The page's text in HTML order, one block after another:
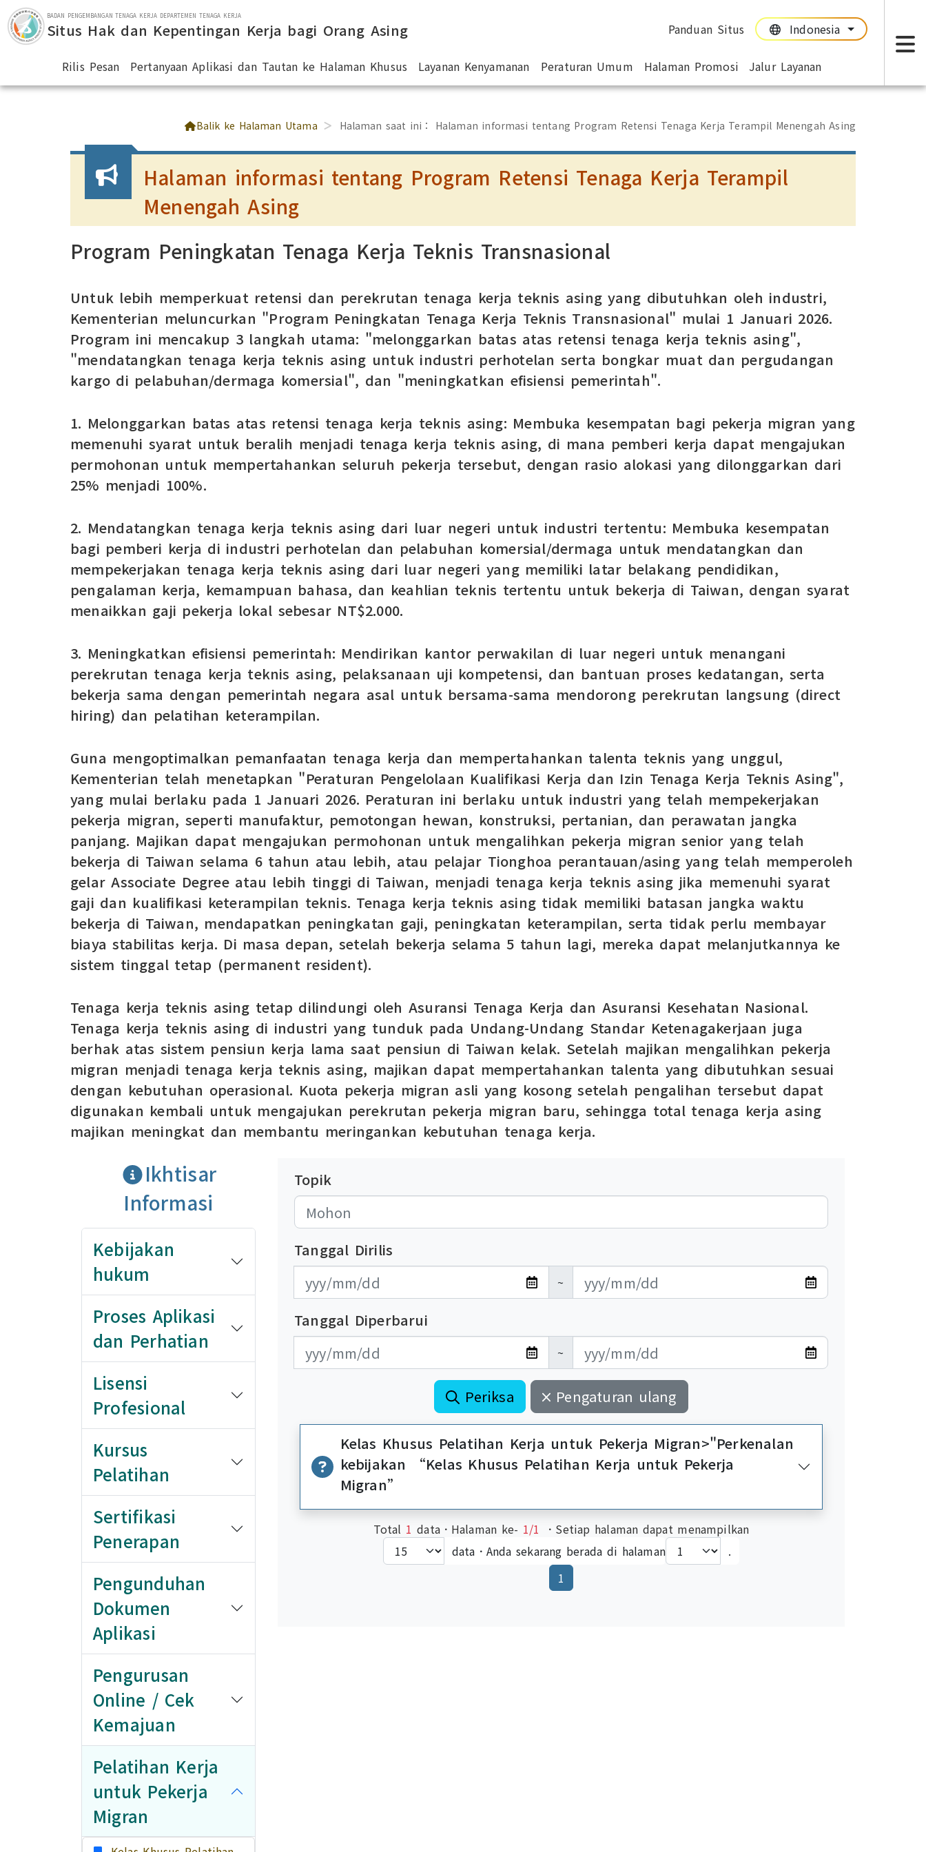
Lompat ke bagian utama
BADAN PENGEMBANGAN TENAGA KERJA DEPARTEMEN TENAGA KERJA
Situs Hak dan Kepentingan Kerja bagi Orang Asing Panduan Situs Indonesia
Rilis Pesan
Pertanyaan Aplikasi dan Tautan ke Halaman Khusus Layanan Kenyamanan Peraturan Umum Halaman Promosi Jalur Layanan
Balik ke Halaman Utama Halaman saat ini： Halaman informasi tentang Program Retensi Tenaga Kerja Terampil Menengah Asing
Halaman informasi tentang Program Retensi Tenaga Kerja Terampil
Menengah Asing
Program Peningkatan Tenaga Kerja Teknis Transnasional
Untuk lebih memperkuat retensi dan perekrutan tenaga kerja teknis asing yang dibutuhkan oleh industri,
Kementerian meluncurkan "Program Peningkatan Tenaga Kerja Teknis Transnasional" mulai 1 Januari 2026.
Program ini mencakup 3 langkah utama: "melonggarkan batas atas retensi tenaga kerja teknis asing",
"mendatangkan tenaga kerja teknis asing untuk industri perhotelan serta bongkar muat dan pergudangan
kargo di pelabuhan/dermaga komersial", dan "meningkatkan efisiensi pemerintah".
1. Melonggarkan batas atas retensi tenaga kerja teknis asing: Membuka kesempatan bagi pekerja migran yang
memenuhi syarat untuk beralih menjadi tenaga kerja teknis asing, di mana pemberi kerja dapat mengajukan
permohonan untuk mempertahankan seluruh pekerja tersebut, dengan rasio alokasi yang dilonggarkan dari
25% menjadi 100%.
2. Mendatangkan tenaga kerja teknis asing dari luar negeri untuk industri tertentu: Membuka kesempatan
bagi pemberi kerja di industri perhotelan dan pelabuhan komersial/dermaga untuk mendatangkan dan
mempekerjakan tenaga kerja teknis asing dari luar negeri yang memiliki latar belakang pendidikan,
pengalaman kerja, kemampuan bahasa, dan keahlian teknis tertentu untuk bekerja di Taiwan, dengan syarat
menaikkan gaji pekerja lokal sebesar NT$2.000.
3. Meningkatkan efisiensi pemerintah: Mendirikan kantor perwakilan di luar negeri untuk menangani
perekrutan tenaga kerja teknis asing, pelaksanaan uji kompetensi, dan bantuan proses kedatangan, serta
bekerja sama dengan pemerintah negara asal untuk bersama-sama mendorong perekrutan langsung (direct
hiring) dan pelatihan keterampilan.
Guna mengoptimalkan pemanfaatan tenaga kerja dan mempertahankan talenta teknis yang unggul,
Kementerian telah menetapkan "Peraturan Pengelolaan Kualifikasi Kerja dan Izin Tenaga Kerja Teknis Asing",
yang mulai berlaku pada 1 Januari 2026. Peraturan ini berlaku untuk industri yang telah mempekerjakan
pekerja migran, seperti manufaktur, pemotongan hewan, konstruksi, pertanian, dan perawatan jangka
panjang. Majikan dapat mengajukan permohonan untuk mengalihkan pekerja migran senior yang telah
bekerja di Taiwan selama 6 tahun atau lebih, atau pelajar Tionghoa perantauan/asing yang telah memperoleh
gelar Associate Degree atau lebih tinggi di Taiwan, menjadi tenaga kerja teknis asing jika memenuhi syarat
gaji dan kualifikasi keterampilan teknis. Tenaga kerja teknis asing tidak memiliki batasan jangka waktu
bekerja di Taiwan, mendapatkan peningkatan gaji, peningkatan keterampilan, serta tidak perlu membayar
biaya stabilitas kerja. Di masa depan, setelah bekerja selama 5 tahun lagi, mereka dapat melanjutkannya ke
sistem tinggal tetap (permanent resident).
Tenaga kerja teknis asing tetap dilindungi oleh Asuransi Tenaga Kerja dan Asuransi Kesehatan Nasional.
Tenaga kerja teknis asing di industri yang tunduk pada Undang-Undang Standar Ketenagakerjaan juga
berhak atas sistem pensiun kerja lama saat pensiun di Taiwan kelak. Setelah majikan mengalihkan pekerja
migran menjadi tenaga kerja teknis asing, majikan dapat mempertahankan talenta yang dibutuhkan sesuai
dengan kebutuhan operasional. Kuota pekerja migran asli yang kosong setelah pengalihan tersebut dapat
digunakan kembali untuk mengajukan perekrutan pekerja migran baru, sehingga total tenaga kerja asing
majikan meningkat dan membantu meringankan kebutuhan tenaga kerja.
Ikhtisar
Informasi
Kebijakan
hukum
Proses Aplikasi
dan Perhatian
Lisensi
Profesional
Kursus
Pelatihan
Sertifikasi
Penerapan
Pengunduhan
Dokumen
Aplikasi
Pengurusan
Online / Cek
Kemajuan
Pelatihan Kerja
untuk Pekerja
Migran
Topik
Tanggal Dirilis
發布日期開始
~
發布日期結束
Tanggal Diperbarui
更新日期開始
~
更新日期結束
Periksa Pengaturan ulang
Kelas Khusus Pelatihan Kerja untuk Pekerja Migran>"Perkenalan
kebijakan “Kelas Khusus Pelatihan Kerja untuk Pekerja
Migran”
Total 1data．Halaman ke- 1/1
．Setiap halaman dapat menampilkan
data．Anda sekarang berada di halaman
.
1